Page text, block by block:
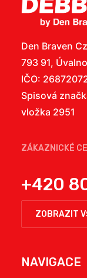
Den Braven
793 91,
IČO:
Spisová
vložka 2951
ZÁKAZNICKÉ
+420
ZOBRAZIT
NAVIGACE